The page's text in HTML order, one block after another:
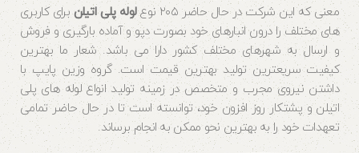
معنی که این شرکت در حال حاضر ۲۰۵ نوع
لوله پلی اتیلنبرای کاربری
های مختلف را درون انبارهای خود بصورت دپو و آماده بارگیری و فروش
و ارسال به شهرهای مختلف کشور دارا می باشد. شعار ما بهترین
کیفیت سریعترین تولید بهترین قیمت است. گروه وزین پایپ با
داشتن نیروی مجرب و متخصص در زمینه تولید انواع لوله های پلی
اتیلن و پشتکار روز افزون خود، توانسته است تا در حال حاضر تمامی
تعهدات خود را به بهترین نحو ممکن به انجام برساند.